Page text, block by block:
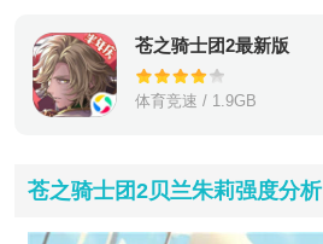
苍之骑士团2最新版
体育竞速 / 1.9GB
苍之骑士团2贝兰朱莉强度分析